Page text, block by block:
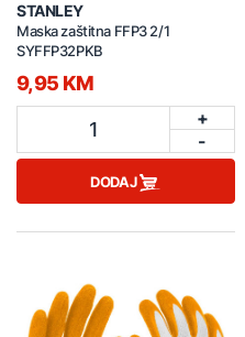
STANLEY
Maska zaštitna FFP3 2/1
SYFFP32PKB
9,95 KM
1
+
-
DODAJ